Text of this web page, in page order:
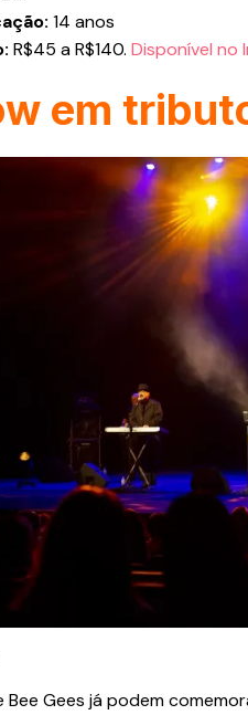
14 anos
R$45 a R$140. Disponível no
em
Bee Gees já podem